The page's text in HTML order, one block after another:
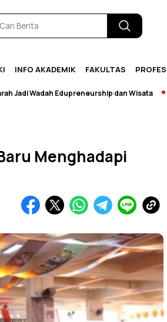
INFO AKADEMIK FAKULTAS
Edupreneurship dan Wisata
Menghadapi